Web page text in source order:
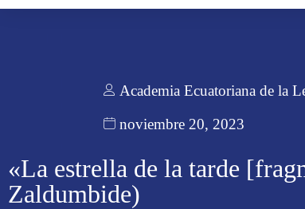
Academia Ecuatoriana de la
noviembre 20, 2023
«La estrella de la tarde
Zaldumbide)